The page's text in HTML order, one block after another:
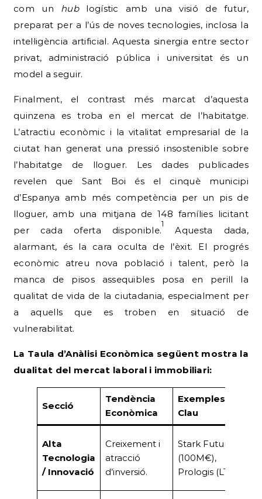
com un hublogístic amb una visió de futur,
preparat per a l’ús de noves tecnologies, inclosa la
intel·ligència artificial. Aquesta sinergia entre sector
privat, administració pública i universitat és un
model a seguir.
Finalment, el contrast més marcat d’aquesta
quinzena es troba en el mercat de l’habitatge.
L’atractiu econòmic i la vitalitat empresarial de la
ciutat han generat una pressió insostenible sobre
l’habitatge de lloguer. Les dades publicades
revelen que Sant Boi és el cinquè municipi
d’Espanya amb més competència per un pis de
lloguer, amb una mitjana de 148 famílies licitant
per cada oferta disponible.
1
Aquesta dada,
alarmant, és la cara oculta de l’èxit. El progrés
econòmic atreu nova població i talent, però la
manca de pisos assequibles posa en perill la
qualitat de vida de la ciutadania, especialment per
a aquells que es troben en situació de
vulnerabilitat.
La Taula d’Anàlisi Econòmica següent mostra la
dualitat del mercat laboral i immobiliari:
Secció
Tendència
Econòmica
Exemples
Clau
Alta
Tecnologia
/ Innovació
Creixement i
atracció
d’inversió.
Stark Future
(100M€),
Prologis (LTIM)